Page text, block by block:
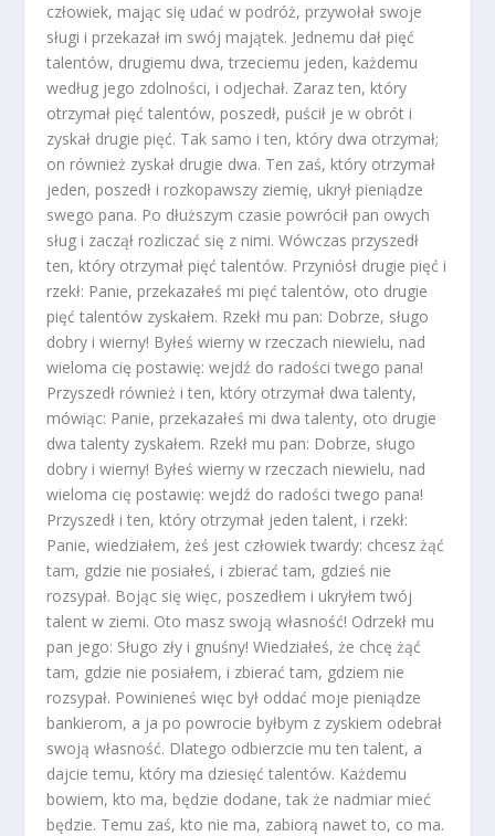
człowiek, mając się udać w podróż, przywołał swoje
sługi i przekazał im swój majątek. Jednemu dał pięć
talentów, drugiemu dwa, trzeciemu jeden, każdemu
według jego zdolności, i odjechał. Zaraz ten, który
otrzymał pięć talentów, poszedł, puścił je w obrót i
zyskał drugie pięć. Tak samo i ten, który dwa otrzymał;
on również zyskał drugie dwa. Ten zaś, który otrzymał
jeden, poszedł i rozkopawszy ziemię, ukrył pieniądze
swego pana. Po dłuższym czasie powrócił pan owych
sług i zaczął rozliczać się z nimi. Wówczas przyszedł
ten, który otrzymał pięć talentów. Przyniósł drugie pięć i
rzekł: Panie, przekazałeś mi pięć talentów, oto drugie
pięć talentów zyskałem. Rzekł mu pan: Dobrze, sługo
dobry i wierny! Byłeś wierny w rzeczach niewielu, nad
wieloma cię postawię: wejdź do radości twego pana!
Przyszedł również i ten, który otrzymał dwa talenty,
mówiąc: Panie, przekazałeś mi dwa talenty, oto drugie
dwa talenty zyskałem. Rzekł mu pan: Dobrze, sługo
dobry i wierny! Byłeś wierny w rzeczach niewielu, nad
wieloma cię postawię: wejdź do radości twego pana!
Przyszedł i ten, który otrzymał jeden talent, i rzekł:
Panie, wiedziałem, żeś jest człowiek twardy: chcesz żąć
tam, gdzie nie posiałeś, i zbierać tam, gdzieś nie
rozsypał. Bojąc się więc, poszedłem i ukryłem twój
talent w ziemi. Oto masz swoją własność! Odrzekł mu
pan jego: Sługo zły i gnuśny! Wiedziałeś, że chcę żąć
tam, gdzie nie posiałem, i zbierać tam, gdziem nie
rozsypał. Powinieneś więc był oddać moje pieniądze
bankierom, a ja po powrocie byłbym z zyskiem odebrał
swoją własność. Dlatego odbierzcie mu ten talent, a
dajcie temu, który ma dziesięć talentów. Każdemu
bowiem, kto ma, będzie dodane, tak że nadmiar mieć
będzie. Temu zaś, kto nie ma, zabiorą nawet to, co ma.